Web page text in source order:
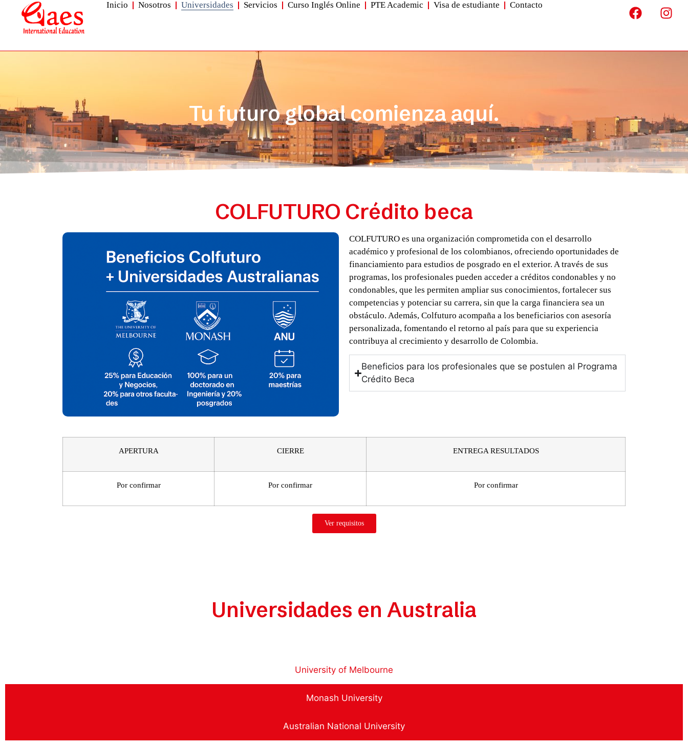
Inicio Nosotros Universidades Servicios Curso Inglés Online PTE Academic Visa de estudiante Contacto
Tu futuro global comienza aquí.
COLFUTURO Crédito beca
COLFUTURO es una organización comprometida con el desarrollo
académico y profesional de los colombianos, ofreciendo oportunidades de
financiamiento para estudios de posgrado en el exterior. A través de sus
programas, los profesionales pueden acceder a créditos condonables y no
condonables, que les permiten ampliar sus conocimientos, fortalecer sus
competencias y potenciar su carrera, sin que la carga financiera sea un
obstáculo. Además, Colfuturo acompaña a los beneficiarios con asesoría
personalizada, fomentando el retorno al país para que su experiencia
contribuya al crecimiento y desarrollo de Colombia.
Beneficios para los profesionales que se postulen al Programa
Crédito Beca
APERTURA CIERRE ENTREGA RESULTADOS
Por confirmar Por confirmar Por confirmar
Ver requisitos
Universidades en Australia
University of Melbourne
Monash University​
Australian National University